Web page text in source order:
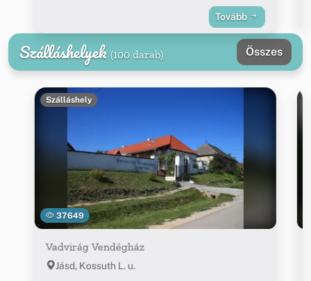
Tovább
Szálláshelyek (100 darab) Összes
37649
Szálláshely
Vadvirág Vendégház
Jásd, Kossuth L. u.